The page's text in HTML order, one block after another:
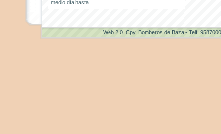
medio día hasta...
Web 2.0 . Cpy. Bomberos de Baza - Telf.